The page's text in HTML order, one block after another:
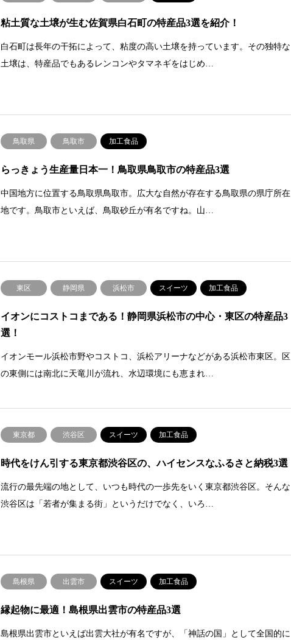
粘土質な土壌が生む佐賀県白石町の特産品3選を紹介！
白石町は長年の干拓によって、粘度の高い土壌を持っています。その独特な
土壌は、特産品でもあるレンコンやタマネギをはじめ…
鳥取県 鳥取市 加工食品
らっきょう生産量日本一！鳥取県鳥取市の特産品3選
中国地方に位置する鳥取県鳥取市。広大な自然が存在する鳥取県の県庁所在
地です。鳥取市といえば、鳥取砂丘が有名ですね。山…
東区 静岡県 浜松市 スイーツ 加工食品
イオンにコストコまである！静岡県浜松市の中心・東区の特産品3
選！
イオンモール浜松市野やコストコ、浜松アリーナなどがある浜松市東区。区
の東側には南北に天竜川が流れ、水辺環境にも恵まれ…
東京都 渋谷区 スイーツ 加工食品
時代をけん引する東京都渋谷区の、ハイセンスなふるさと納税3選
流行の最先端の地として、いつも時代の一歩先をいく東京都渋谷区。そんな
渋谷区は「若者が集まる街」というだけでなく、いろ…
島根県 出雲市 スイーツ 加工食品
縁起物に最適！島根県出雲市の特産品3選
島根県出雲市といえば出雲大社が有名ですが、「神話の国」として全国的に